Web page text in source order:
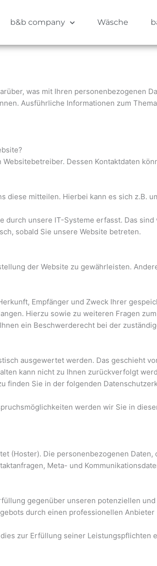
b&b company Wäsche
was mit Ihren personenbezogenen
Ausführliche Informationen zum
Dessen Kontaktdaten
diese mitteilen. Hierbei kann es sich z.B.
durch unsere IT-Systeme erfasst. Das
sobald Sie unsere Website betreten.
der Website zu gewährleisten.
Empfänger und Zweck Ihrer
Hierzu sowie zu weiteren Fragen
ein Beschwerderecht bei der
ausgewertet werden. Das geschieht
kann nicht zu Ihnen zurückverfolgt
finden Sie in der folgenden
werden wir Sie in
(Hoster). Die personenbezogenen
Meta- und
gegenüber unseren potenziellen
durch einen professionellen Anbieter
zur Erfüllung seiner